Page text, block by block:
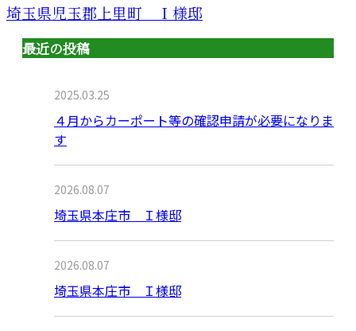
埼玉県児玉郡上里町 Ｉ様邸
最近の投稿
2025.03.25
４月からカーポート等の確認申請が必要になりま
す
2026.08.07
埼玉県本庄市 Ｉ様邸
2026.08.07
埼玉県本庄市 Ｉ様邸